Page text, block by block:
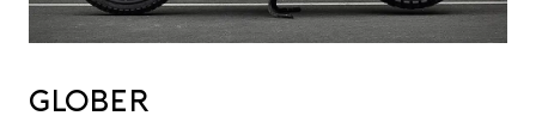
Glober